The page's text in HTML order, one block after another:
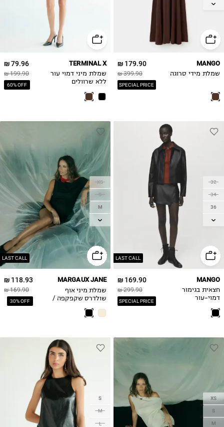
L
179.90 ₪
399.90 ₪
SPECIAL PRICE
MANGO
שמלת מידי סרוגה
79.96 ₪
199.90 ₪
60% OFF
TERMINAL X
שמלת מיני דמוי עור
ללא שרוולים
LAST CALL
32
34
36
38
42
169.90 ₪
299.90 ₪
SPECIAL PRICE
MANGO
חצאית בגימור
דמוי-עור
LAST CALL
XS
S
M
L
118.93 ₪
169.90 ₪
30% OFF
MARGAUX JANE
שמלת מיני אוף
שולדרס שקפקפה /
XS
S
M
S
M
L